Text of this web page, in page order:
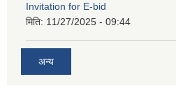
Invitation for E-bid
मिति: 11/27/2025 - 09:44
अन्य